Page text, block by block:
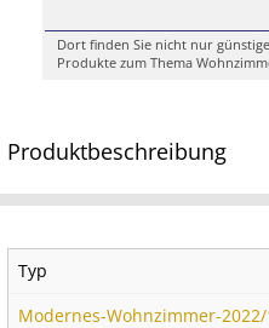
Dort finden Sie nicht nur
Produkte zum Thema
Produktbeschreibung
Typ
Modernes-Wohnzimmer-2022/